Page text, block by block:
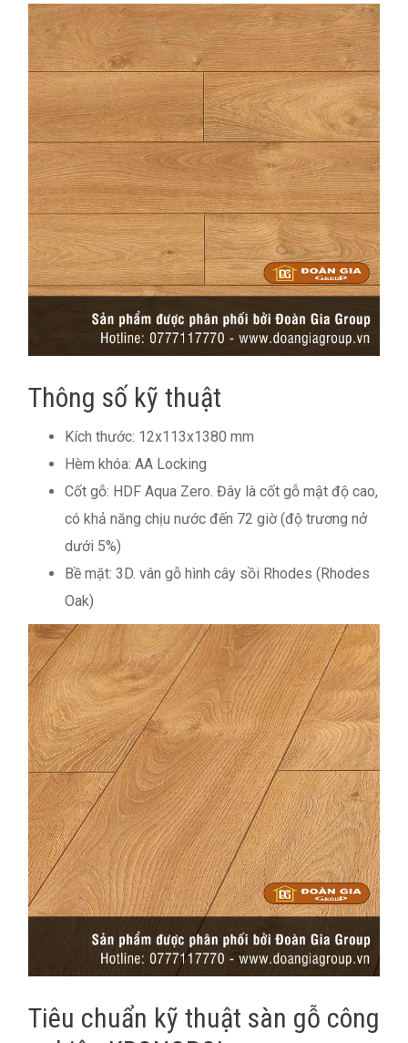
Thông số kỹ thuật
Kích thước: 12x113x1380 mm
Hèm khóa: AA Locking
Cốt gỗ: HDF Aqua Zero. Đây là cốt gỗ mật độ cao,
có khả năng chịu nước đến 72 giờ (độ trương nở
dưới 5%)
Bề mặt: 3D. vân gỗ hình cây sồi Rhodes (Rhodes
Oak)
Tiêu chuẩn kỹ thuật sàn gỗ công